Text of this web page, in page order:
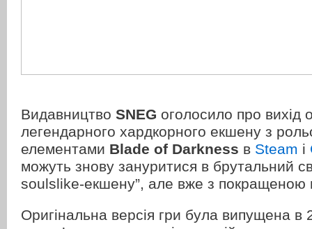
Видавництво SNEG оголосило про вихід
легендарного хардкорного екшену з
елементами Blade of Darkness в Steam і
можуть знову зануритися в брутальний
soulslike-екшену”, але вже з покращеною
Оригінальна версія гри була випущена в